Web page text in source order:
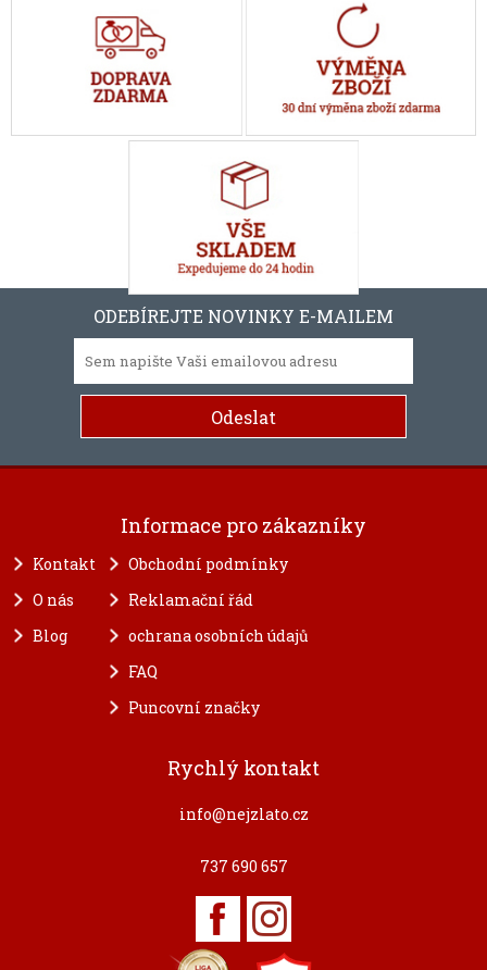
ODEBÍREJTE NOVINKY E-MAILEM
Informace pro zákazníky
Kontakt
O nás
Blog
Obchodní podmínky
Reklamační řád
ochrana osobních údajů
FAQ
Puncovní značky
Rychlý kontakt
info@nejzlato.cz
737 690 657